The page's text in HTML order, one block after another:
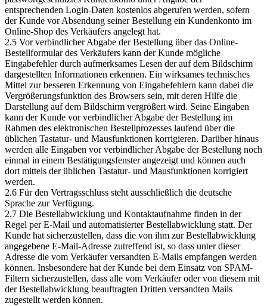
entsprechenden Login-Daten kostenlos abgerufen werden, sofern
der Kunde vor Absendung seiner Bestellung ein Kundenkonto im
Online-Shop des Verkäufers angelegt hat.
2.5 Vor verbindlicher Abgabe der Bestellung über das Online-
Bestellformular des Verkäufers kann der Kunde mögliche
Eingabefehler durch aufmerksames Lesen der auf dem Bildschirm
dargestellten Informationen erkennen. Ein wirksames technisches
Mittel zur besseren Erkennung von Eingabefehlern kann dabei die
Vergrößerungsfunktion des Browsers sein, mit deren Hilfe die
Darstellung auf dem Bildschirm vergrößert wird. Seine Eingaben
kann der Kunde vor verbindlicher Abgabe der Bestellung im
Rahmen des elektronischen Bestellprozesses laufend über die
üblichen Tastatur- und Mausfunktionen korrigieren. Darüber hinaus
werden alle Eingaben vor verbindlicher Abgabe der Bestellung noch
einmal in einem Bestätigungsfenster angezeigt und können auch
dort mittels der üblichen Tastatur- und Mausfunktionen korrigiert
werden.
2.6 Für den Vertragsschluss steht ausschließlich die deutsche
Sprache zur Verfügung.
2.7 Die Bestellabwicklung und Kontaktaufnahme finden in der
Regel per E-Mail und automatisierter Bestellabwicklung statt. Der
Kunde hat sicherzustellen, dass die von ihm zur Bestellabwicklung
angegebene E-Mail-Adresse zutreffend ist, so dass unter dieser
Adresse die vom Verkäufer versandten E-Mails empfangen werden
können. Insbesondere hat der Kunde bei dem Einsatz von SPAM-
Filtern sicherzustellen, dass alle vom Verkäufer oder von diesem mit
der Bestellabwicklung beauftragten Dritten versandten Mails
zugestellt werden können.